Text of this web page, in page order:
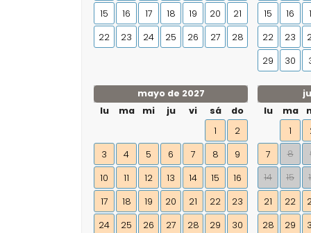
15
16 17 18 19 20
21
22
23 24 25 26 27 28
15
16
22
23
29
30
mayo de 2027
lu
ma mi ju vi sá
do
1
2
3
4 5 6 7 8
9
10
11 12 13 14 15
16
17
18 19 20 21 22
23
24
25 26 27 28 29 30
lu
ma
1
7
8
14
15
21
22
28
29